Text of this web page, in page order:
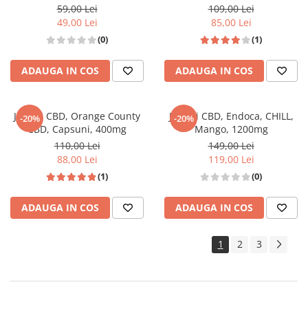
59,00 Lei
49,00 Lei
(0)
ADAUGA IN COS
109,00 Lei
85,00 Lei
(1)
ADAUGA IN COS
-20%
Jeleuri CBD, Orange County
CBD, Capsuni, 400mg
110,00 Lei
88,00 Lei
(1)
ADAUGA IN COS
-20%
Jeleuri CBD, Endoca, CHILL,
Mango, 1200mg
149,00 Lei
119,00 Lei
(0)
ADAUGA IN COS
1 2 3